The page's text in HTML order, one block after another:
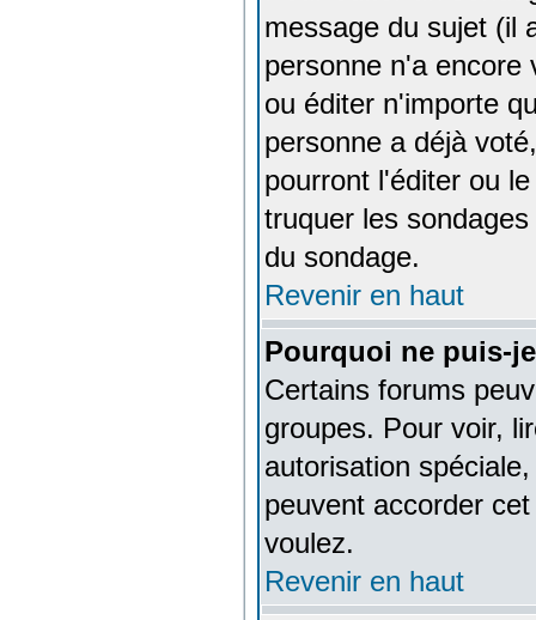
message du sujet (il
personne n'a encore
ou éditer n'importe
personne a déjà
pourront l'éditer ou
truquer les
du sondage.
Revenir en haut
Pourquoi ne puis-
Certains forums
groupes. Pour voir,
autorisation
peuvent accorder
voulez.
Revenir en haut